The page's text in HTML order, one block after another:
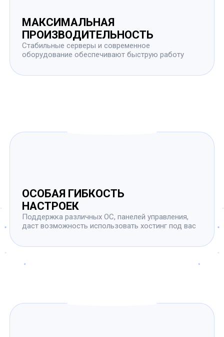
МАКСИМАЛЬНАЯ
ПРОИЗВОДИТЕЛЬНОСТЬ
Стабильные серверы и современное
оборудование обеспечивают быструю работу
ОСОБАЯ ГИБКОСТЬ
НАСТРОЕК
Поддержка различных ОС, панелей управления,
даст возможность использовать хостинг под вас